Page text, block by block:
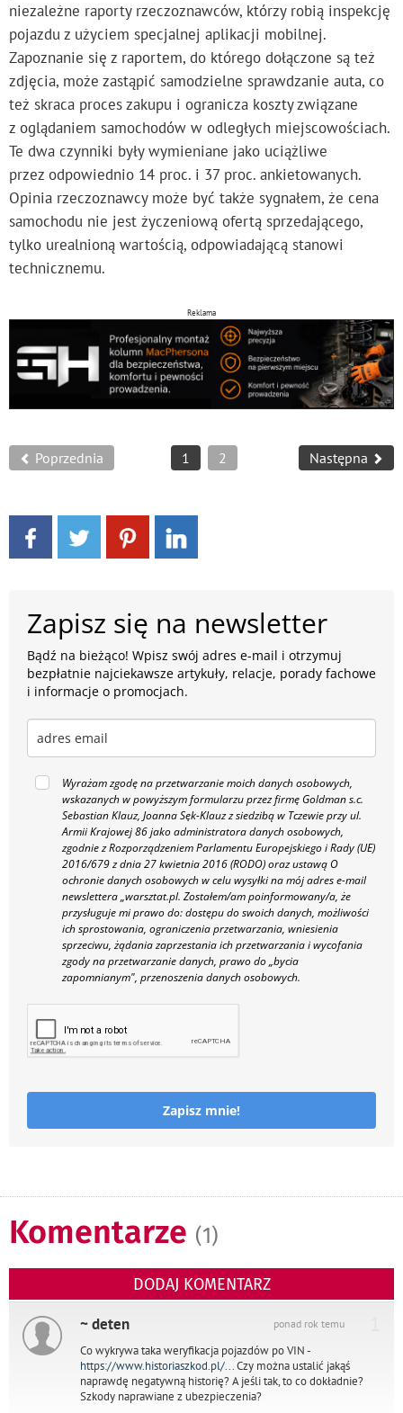
niezależne raporty rzeczoznawców, którzy robią inspekcję
pojazdu z użyciem specjalnej aplikacji mobilnej.
Zapoznanie się z raportem, do którego dołączone są też
zdjęcia, może zastąpić samodzielne sprawdzanie auta, co
też skraca proces zakupu i ogranicza koszty związane
z oglądaniem samochodów w odległych miejscowościach.
Te dwa czynniki były wymieniane jako uciążliwe
przez odpowiednio 14 proc. i 37 proc. ankietowanych.
Opinia rzeczoznawcy może być także sygnałem, że cena
samochodu nie jest życzeniową ofertą sprzedającego,
tylko urealnioną wartością, odpowiadającą stanowi
technicznemu.
Reklama
Poprzednia 1 2 Następna
Zapisz się na newsletter
Bądź na bieżąco! Wpisz swój adres e-mail i otrzymuj
bezpłatnie najciekawsze artykuły, relacje, porady fachowe
i informacje o promocjach.
Wyrażam zgodę na przetwarzanie moich danych osobowych,
wskazanych w powyższym formularzu przez firmę Goldman s.c.
Sebastian Klauz, Joanna Sęk-Klauz z siedzibą w Tczewie przy ul.
Armii Krajowej 86 jako administratora danych osobowych,
zgodnie z Rozporządzeniem Parlamentu Europejskiego i Rady (UE)
2016/679 z dnia 27 kwietnia 2016 (RODO) oraz ustawą O
ochronie danych osobowych w celu wysyłki na mój adres e-mail
newslettera „warsztat.pl. Zostałem/am poinformowany/a, że
przysługuje mi prawo do: dostępu do swoich danych, możliwości
ich sprostowania, ograniczenia przetwarzania, wniesienia
sprzeciwu, żądania zaprzestania ich przetwarzania i wycofania
zgody na przetwarzanie danych, prawo do „bycia
zapomnianym", przenoszenia danych osobowych.
Zapisz mnie!
Komentarze (1)
DODAJ KOMENTARZ
~ deten
ponad rok temu
Co wykrywa taka weryfikacja pojazdów po VIN -
https://www.historiaszkod.pl/...Czy można ustalić jakąś
naprawdę negatywną historię? A jeśli tak, to co dokładnie?
Szkody naprawiane z ubezpieczenia?